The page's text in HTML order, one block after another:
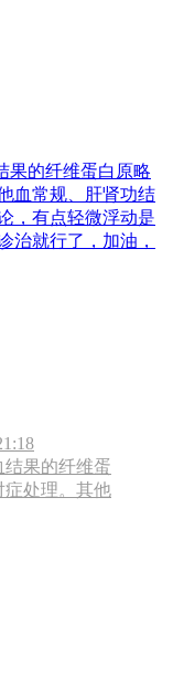
的纤维蛋白原略
血常规、肝肾功结
，有点轻微浮动是
治就行了，加油，
果的纤维蛋
症处理。其他